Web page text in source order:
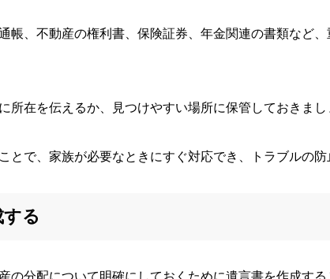
帳、不動産の権利書、保険証券、年金関連の書類など
所在を伝えるか、見つけやすい場所に保管しておきまし
とで、家族が必要なときにすぐ対応でき、トラブルの防
る